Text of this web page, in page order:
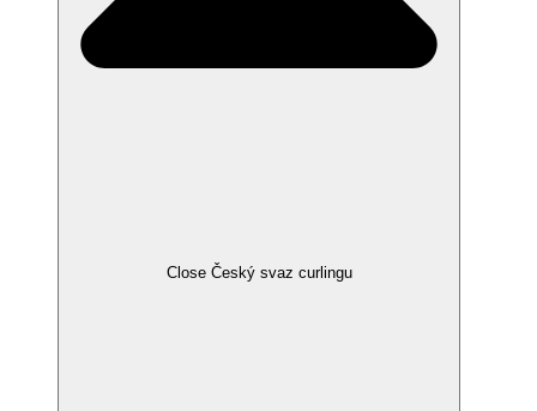
Close Český svaz curlingu